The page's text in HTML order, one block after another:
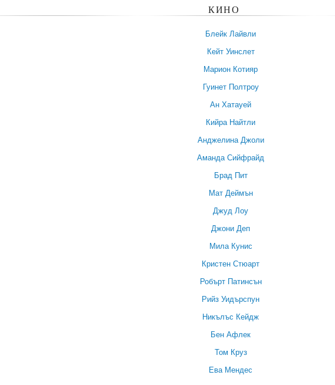
КИНО
Блейк Лайвли
Кейт Уинслет
Марион Котияр
Гуинет Полтроу
Ан Хатауей
Кийра Найтли
Анджелина Джоли
Аманда Сийфрайд
Брад Пит
Мат Деймън
Джуд Лоу
Джони Деп
Мила Кунис
Кристен Стюарт
Робърт Патинсън
Рийз Уидърспун
Никълъс Кейдж
Бен Афлек
Том Круз
Ева Мендес